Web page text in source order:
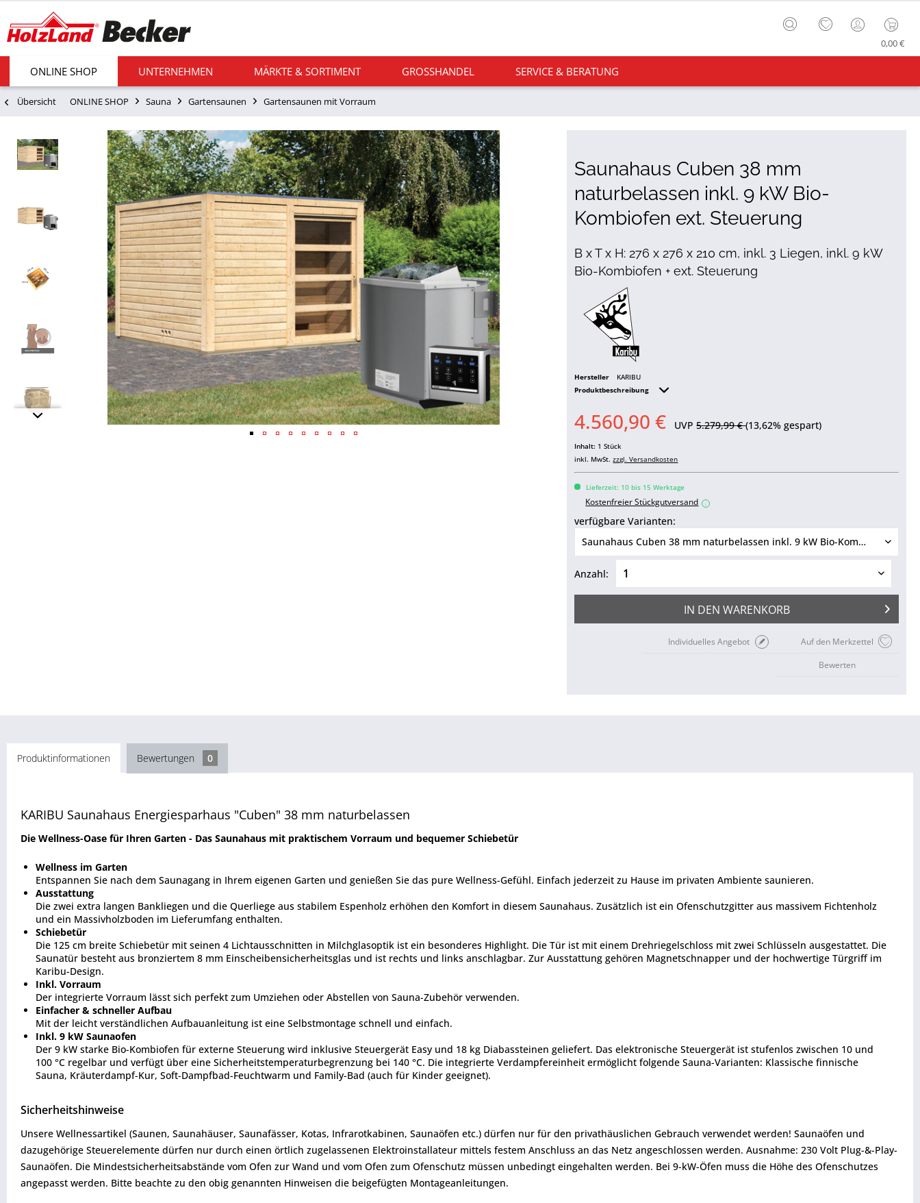
0,00 €
ONLINE SHOP UNTERNEHMEN MÄRKTE & SORTIMENT GROSSHANDEL SERVICE & BERATUNG
Übersicht ONLINE SHOP Sauna Gartensaunen Gartensaunen mit Vorraum
Saunahaus Cuben 38 mm
naturbelassen inkl. 9 kW Bio-
Kombiofen ext. Steuerung
B x T x H: 276 x 276 x 210 cm, inkl. 3 Liegen, inkl. 9 kW
Bio-Kombiofen + ext. Steuerung
Hersteller
KARIBU
Produktbeschreibung
4.560,90 € UVP5.279,99 €(13,62% gespart)
Inhalt: 1 Stück
inkl. MwSt.zzgl. Versandkosten
Lieferzeit: 10 bis 15 Werktage
Kostenfreier Stückgutversand i
verfügbare Varianten:
Anzahl:
IN DEN WARENKORB
Auf den Merkzettel
Individuelles Angebot
Bewerten
Produktinformationen Bewertungen 0
KARIBU Saunahaus Energiesparhaus "Cuben" 38 mm naturbelassen
Die Wellness-Oase für Ihren Garten - Das Saunahaus mit praktischem Vorraum und bequemer Schiebetür
Wellness im Garten
Entspannen Sie nach dem Saunagang in Ihrem eigenen Garten und genießen Sie das pure Wellness-Gefühl. Einfach jederzeit zu Hause im privaten Ambiente saunieren.
Ausstattung
Die zwei extra langen Bankliegen und die Querliege aus stabilem Espenholz erhöhen den Komfort in diesem Saunahaus. Zusätzlich ist ein Ofenschutzgitter aus massivem Fichtenholz
und ein Massivholzboden im Lieferumfang enthalten.
Schiebetür
Die 125 cm breite Schiebetür mit seinen 4 Lichtausschnitten in Milchglasoptik ist ein besonderes Highlight. Die Tür ist mit einem Drehriegelschloss mit zwei Schlüsseln ausgestattet. Die
Saunatür besteht aus bronziertem 8 mm Einscheibensicherheitsglas und ist rechts und links anschlagbar. Zur Ausstattung gehören Magnetschnapper und der hochwertige Türgriff im
Karibu-Design.
Inkl. Vorraum
Der integrierte Vorraum lässt sich perfekt zum Umziehen oder Abstellen von Sauna-Zubehör verwenden.
Einfacher & schneller Aufbau
Mit der leicht verständlichen Aufbauanleitung ist eine Selbstmontage schnell und einfach.
Inkl. 9 kW Saunaofen
Der 9 kW starke Bio-Kombiofen für externe Steuerung wird inklusive Steuergerät Easy und 18 kg Diabassteinen geliefert. Das elektronische Steuergerät ist stufenlos zwischen 10 und
100 °C regelbar und verfügt über eine Sicherheitstemperaturbegrenzung bei 140 °C. Die integrierte Verdampfereinheit ermöglicht folgende Sauna-Varianten: Klassische finnische
Sauna, Kräuterdampf-Kur, Soft-Dampfbad-Feuchtwarm und Family-Bad (auch für Kinder geeignet).
Sicherheitshinweise
Unsere Wellnessartikel (Saunen, Saunahäuser, Saunafässer, Kotas, Infrarotkabinen, Saunaöfen etc.) dürfen nur für den privathäuslichen Gebrauch verwendet werden! Saunaöfen und
dazugehörige Steuerelemente dürfen nur durch einen örtlich zugelassenen Elektroinstallateur mittels festem Anschluss an das Netz angeschlossen werden. Ausnahme: 230 Volt Plug-&-Play-
Saunaöfen. Die Mindestsicherheitsabstände vom Ofen zur Wand und vom Ofen zum Ofenschutz müssen unbedingt eingehalten werden. Bei 9-kW-Öfen muss die Höhe des Ofenschutzes
angepasst werden. Bitte beachte zu den obig genannten Hinweisen die beigefügten Montageanleitungen.